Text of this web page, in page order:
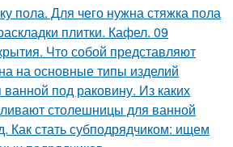
пола. Для чего нужна стяжка пола
плитки. Кафел. 09
Что собой представляют
на основные типы изделий
под раковину. Из каких
столешницы для ванной
Как стать субподрядчиком: ищем